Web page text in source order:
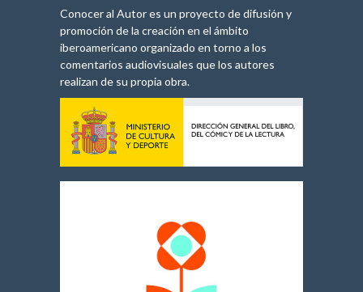
Conocer al Autor es un proyecto de difusión y
promoción de la creación en el ámbito
iberoamericano organizado en torno a los
comentarios audiovisuales que los autores
realizan de su propia obra.